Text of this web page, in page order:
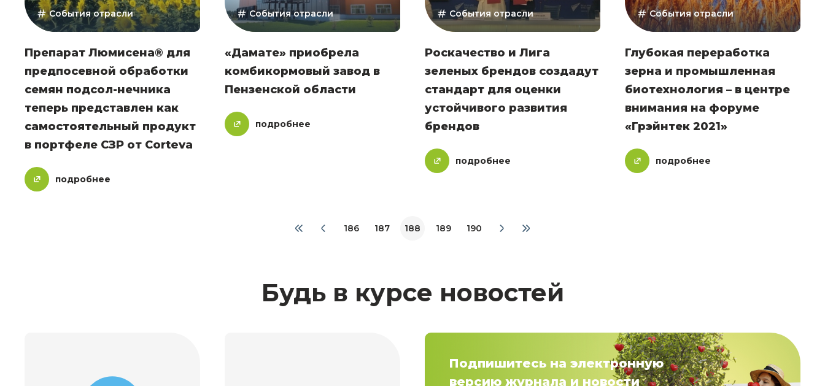
События отрасли
Препарат Люмисена® для
предпосевной обработки
семян подсол-нечника
теперь представлен как
самостоятельный продукт
в портфеле СЗР от Corteva
подробнее
События отрасли
«Дамате» приобрела
комбикормовый завод в
Пензенской области
подробнее
События отрасли
Роскачество и Лига
зеленых брендов создадут
стандарт для оценки
устойчивого развития
брендов
подробнее
События отрасли
Глубокая переработка
зерна и промышленная
биотехнология – в центре
внимания на форуме
«Грэйнтек 2021»
подробнее
186 187 188 189 190
Будь в курсе новостей
Подпишитесь на электронную
версию журнала и новости